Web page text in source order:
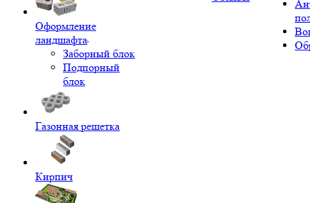
Оформление
ландшафта
Заборный блок
Подпорный
блок
Газонная решетка
Кирпич